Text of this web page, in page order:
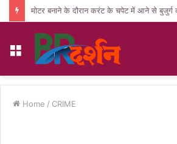
मोटर बनाने के दौरान करंट के चपेट में आने से बुजुर्ग
Menu
Home / CRIME